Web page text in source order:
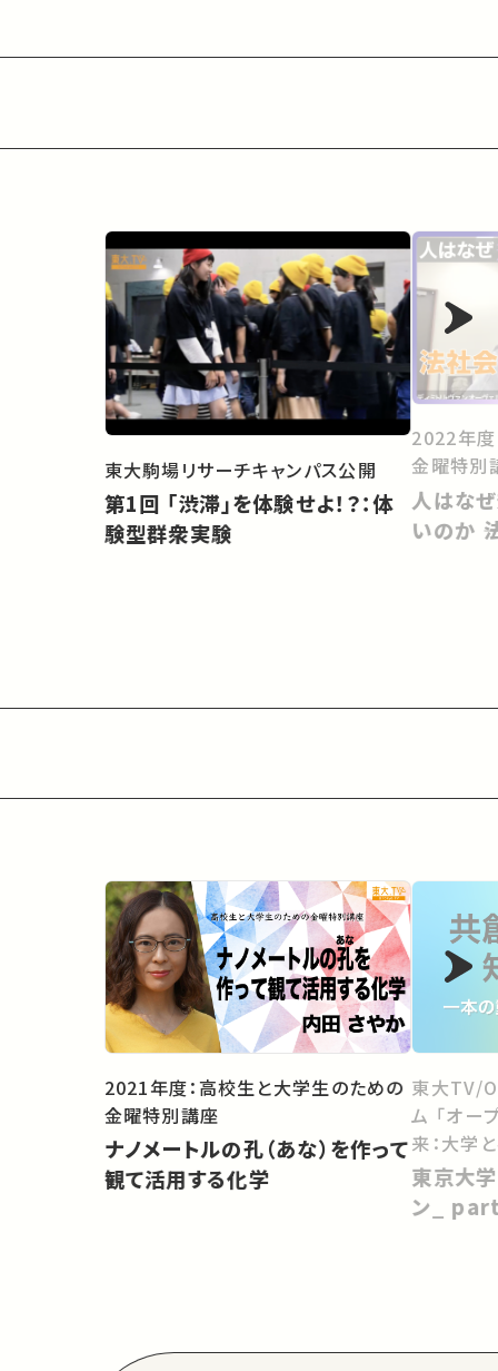
東大駒場リサーチキャンパス公開
第1回 「渋滞」を体験せよ！？：体
験型群衆実験
2022年度
金曜特別
人はな
いのか
2021年度：高校生と大学生のための
金曜特別講座
ナノメートルの孔（あな）を作って
観て活用する化学
東大TV/
ム 「オー
来：大学
向けて」
東京大
ン_